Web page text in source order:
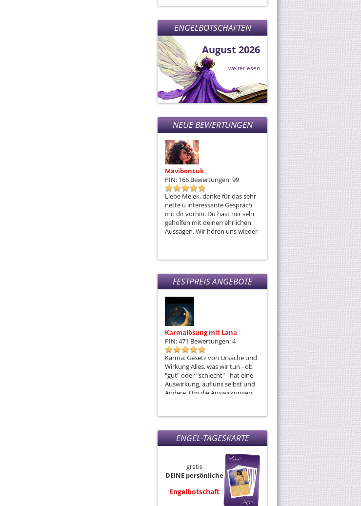
ENGELBOTSCHAFTEN
August 2026
weiterlesen
NEUE BEWERTUNGEN
Maviboncuk
PIN: 166 Bewertungen: 99
Liebe Melek, danke für das sehr
nette u interessante Gespräch
mit dir vorhin. Du hast mir sehr
geholfen mit deinen ehrlichen
Aussagen. Wir hören uns wieder
PIN: 102
Bewertungen: 2257
Natürlich wieder Eingetroffen
kam kurz vor Mitternacht....es
ist,wie du es gesagt hast, da
stimmt was nicht...🎯😘🎯....du
mich...🌸💖🌸💖🌸
FESTPREIS ANGEBOTE
Karmalösung mit Lana
PIN: 471 Bewertungen: 4
Karma: Gesetz von Ursache und
Wirkung Alles, was wir tun - ob
"gut" oder "schlecht" - hat eine
Auswirkung, auf uns selbst und
Andere. Um die Auswirkungen,
die Karmalösung die
Monas Seelenreise
Bewertungen: 11
Ich bin gerne bereit, wenn DU es
auch bist, mit DIR eine Mediale
Reise anzutreten - die Reise in
unserer Innerstes!
ENGEL-TAGESKARTE
gratis
DEINE persönliche
Engelbotschaft